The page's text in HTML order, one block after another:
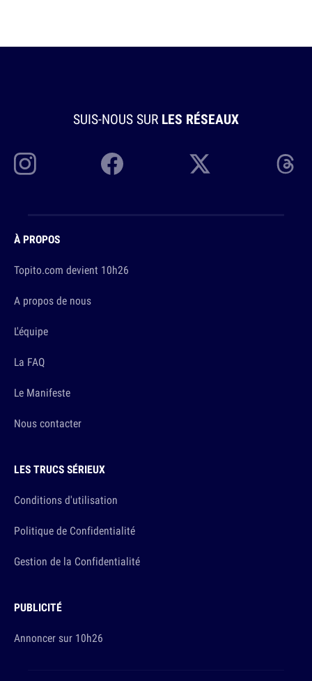
SUIS-NOUS SUR LES RÉSEAUX
À PROPOS
Topito.com devient 10h26
A propos de nous
L'équipe
La FAQ
Le Manifeste
Nous contacter
LES TRUCS SÉRIEUX
Conditions d'utilisation
Politique de Confidentialité
Gestion de la Confidentialité
PUBLICITÉ
Annoncer sur 10h26